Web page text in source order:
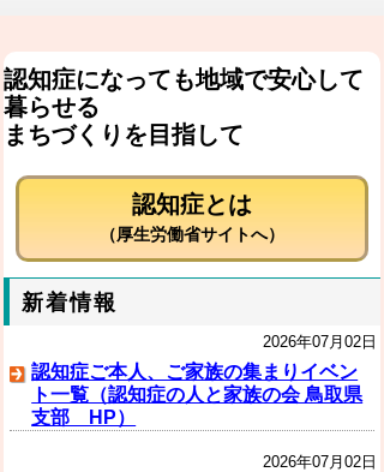
認知症になっても地域で安心して
暮らせる
まちづくりを目指して
認知症とは
（厚生労働省サイトへ）
新着情報
2026年07月02日
認知症ご本人、ご家族の集まりイベン
ト一覧（認知症の人と家族の会 鳥取県
支部 HP）
2026年07月02日